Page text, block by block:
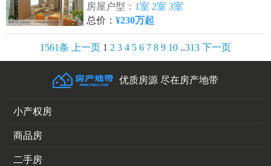
房屋户型： 1室 2室 3室
总价：¥230万起
1561条 上一页 1 2 3 4 5 6 7 8 9 10 ..313 下一页
优质房源 尽在房产地带
小产权房
商品房
二手房